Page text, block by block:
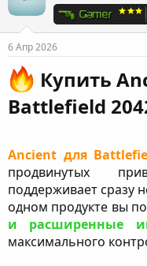
6 Апр 2026
Купить
Battlefield
Ancient для
продвинутых
поддерживает сразу
одном продукте вы
и расширенные
максимального